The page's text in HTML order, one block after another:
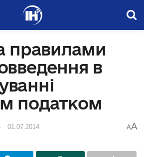
правилами
в
податком
01.07.2014 AA